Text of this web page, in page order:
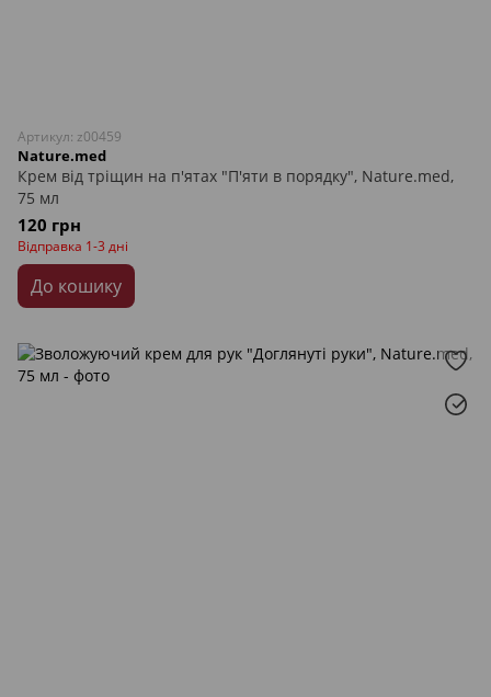
Артикул: z00459
Nature.med
Крем від тріщин на п'ятах "П'яти в порядку", Nature.med,
75 мл
120 грн
Відправка 1-3 дні
До кошику